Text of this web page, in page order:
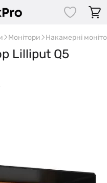
Монітори Накамерні
Lilliput Q5